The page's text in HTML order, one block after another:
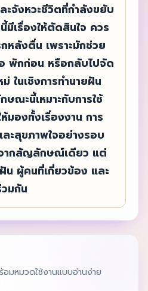
ะจังหวะชีวิตที่กำลังขยับ
มีเรื่องให้ตัดสินใจ ควร
หลังตื่น เพราะมักช่วย
พักก่อน หรือกลับไปจัด
ในเชิงการทำนายฝัน
ณะนี้เหมาะกับการใช้
องทั้งเรื่องงาน การ
ะสุขภาพใจอย่างรอบ
ากสัญลักษณ์เดียว แต่
น ผู้คนที่เกี่ยวข้อง และ
มกัน
มหมวดใช้งานแบบอ่านง่าย